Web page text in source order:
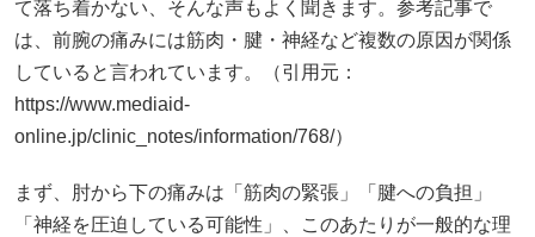
て落ち着かない、そんな声もよく聞きます。参考記事で
は、前腕の痛みには筋肉・腱・神経など複数の原因が関係
していると言われています。（引用元：
https://www.mediaid-
online.jp/clinic_notes/information/768/）
まず、肘から下の痛みは「筋肉の緊張」「腱への負担」
「神経を圧迫している可能性」、このあたりが一般的な理